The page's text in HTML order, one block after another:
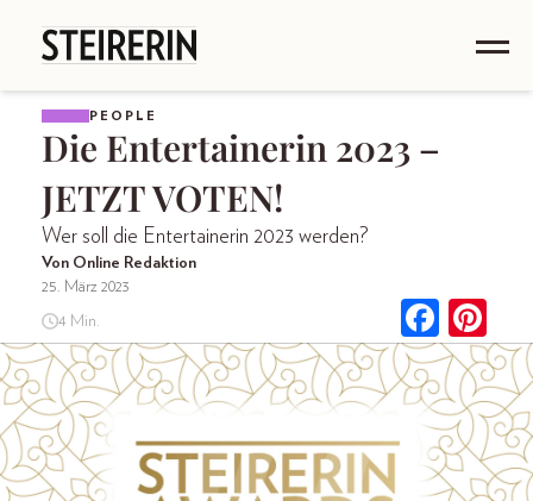
PEOPLE
Die Entertainerin 2023 –
JETZT VOTEN!
Wer soll die Entertainerin 2023 werden?
Von Online Redaktion
25. März 2023
4 Min.